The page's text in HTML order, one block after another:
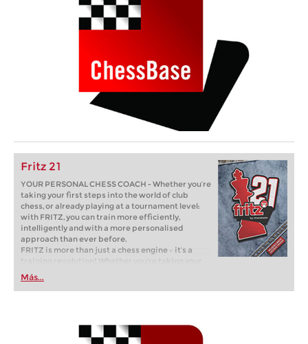
Fritz 21
YOUR PERSONAL CHESS COACH - Whether you’re
taking your first steps into the world of club
chess, or already playing at a tournament level:
with FRITZ, you can train more efficiently,
intelligently and with a more personalised
approach than ever before.
FRITZ is more than just a chess engine – it’s a
training revolution! Whether you’re taking your
first steps into the world of club chess, or already
playing at a tournament level: with FRITZ, you can
train more efficiently, intelligently and with a
Más...